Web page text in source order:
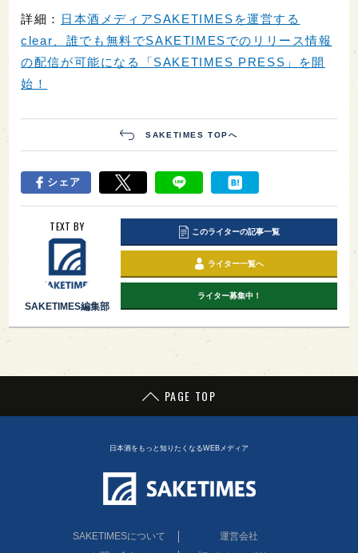
詳細： 日本酒メディアSAKETIMESを運営する
clear、誰でも無料でSAKETIMESでのリリース情報
の配信が可能になる「SAKETIMES PRESS」を開
始！
SAKETIMES TOPへ
シェア
TEXT BY
SAKETIMES編集部
このライターの記事一覧
ライター一覧へ
ライター募集中！
PAGE TOP
日本酒をもっと知りたくなるWEBメディア
SAKETIMESについて
運営会社